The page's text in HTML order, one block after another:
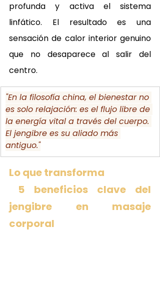
profunda y activa el sistema
linfático. El resultado es una
sensación de calor interior genuino
que no desaparece al salir del
centro.
"En la filosofía china, el bienestar no
es solo relajación: es el flujo libre de
la energía vital a través del cuerpo.
El jengibre es su aliado más
antiguo."
Lo que transforma
5 beneficios clave del
jengibre en masaje
corporal